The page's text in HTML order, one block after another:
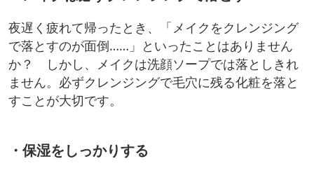
夜遅く疲れて帰ったとき、「メイクをクレンジング
で落とすのが面倒……」といったことはありません
か？ しかし、メイクは洗顔ソープでは落としきれ
ません。必ずクレンジングで毛穴に残る化粧を落と
すことが大切です。
・保湿をしっかりする